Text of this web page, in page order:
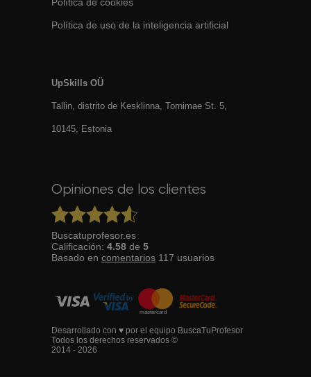
Política de uso de la inteligencia artificial
UpSkills OÜ
Tallin, distrito de Kesklinna, Tornimаe St. 5,
10145, Estonia
Opiniones de los clientes
Buscatuprofesor.es
Calificación: 4.58 de 5
Basado en comentarios 117 usuarios
Desarrollado con ♥ por el equipo BuscaTuProfesor
Todos los derechos reservados ©
2014 - 2026